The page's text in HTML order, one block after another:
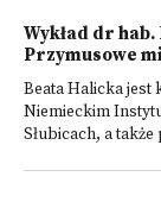
Wykład dr
Przymusowe
Beata Halicka
Niemieckim
Słubicach, a